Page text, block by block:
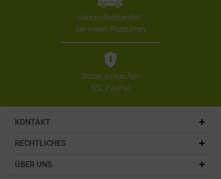
Versandkostenfrei*
bei vielen Produkten
Sicher einkaufen:
SSL,PayPal
KONTAKT
RECHTLICHES
ÜBER UNS